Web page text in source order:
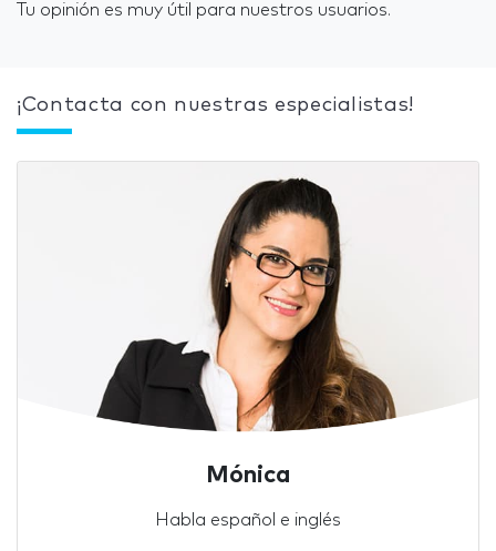
Tu opinión es muy útil para nuestros usuarios.
¡Contacta con nuestras especialistas!
Mónica
Habla español e inglés